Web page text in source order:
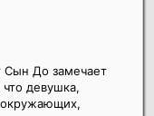
Сын До замечает
девушка,